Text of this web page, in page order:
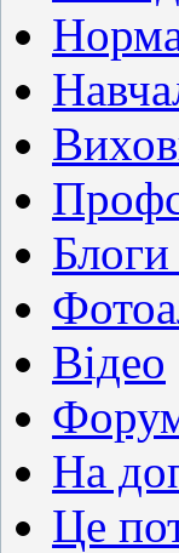
Відео
На
Це